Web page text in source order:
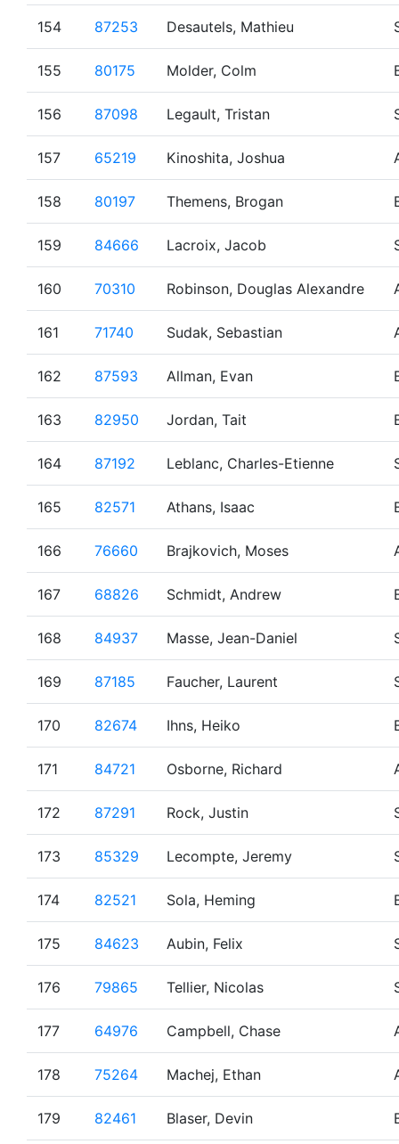
154 87253 Desautels, Mathieu
155 80175 Molder, Colm
156 87098 Legault, Tristan
157 65219 Kinoshita, Joshua
158 80197 Themens, Brogan
159 84666 Lacroix, Jacob
160 70310 Robinson, Douglas Alexandre
161 71740 Sudak, Sebastian
162 87593 Allman, Evan
163 82950 Jordan, Tait
164 87192 Leblanc, Charles-Etienne
165 82571 Athans, Isaac
166 76660 Brajkovich, Moses
167 68826 Schmidt, Andrew
168 84937 Masse, Jean-Daniel
169 87185 Faucher, Laurent
170 82674 Ihns, Heiko
171 84721 Osborne, Richard
172 87291 Rock, Justin
173 85329 Lecompte, Jeremy
174 82521 Sola, Heming
175 84623 Aubin, Felix
176 79865 Tellier, Nicolas
177 64976 Campbell, Chase
178 75264 Machej, Ethan
179 82461 Blaser, Devin